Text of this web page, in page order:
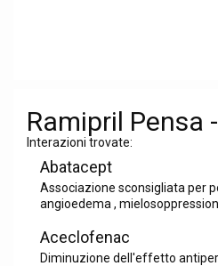
Ramipril Pensa
Interazioni trovate:
Abatacept
Associazione sconsigliata per
angioedema ,
Aceclofenac
Diminuzione dell'effetto